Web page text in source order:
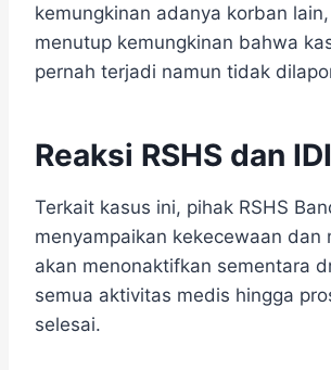
kemungkinan adanya korban
menutup kemungkinan bahwa
pernah terjadi namun tidak
Reaksi RSHS dan IDI
Terkait kasus ini, pihak RSHS
menyampaikan kekecewaan dan
akan menonaktifkan sementara
semua aktivitas medis hingga
selesai.